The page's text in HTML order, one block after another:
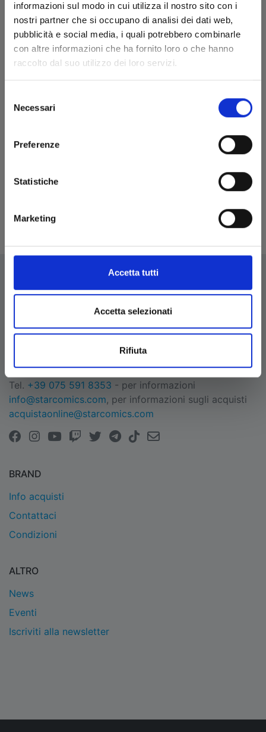
informazioni sul modo in cui utilizza il nostro sito con i
nostri partner che si occupano di analisi dei dati web,
pubblicità e social media, i quali potrebbero combinarle
con altre informazioni che ha fornito loro o che hanno
raccolto dal suo utilizzo dei loro servizi.
delNecessari
Preferenze
Statistiche
Marketing
Accetta tutti
Accetta selezionati
Rifiuta
Vedi le condizioni generali
ACCETTO
Trattamento dei dati personali
di iscrizione ai servizi del sito www.starcomics.com
AUTORIZZO
EDIZIONI STAR COMICS
P.IVA 03850300546
Tel. +39 075 591 8353 - per informazioni
info@starcomics.com, per informazioni sugli acquisti
acquistaonline@starcomics.com
BRAND
Info acquisti
Contattaci
Condizioni
ALTRO
News
Eventi
Iscriviti alla newsletter